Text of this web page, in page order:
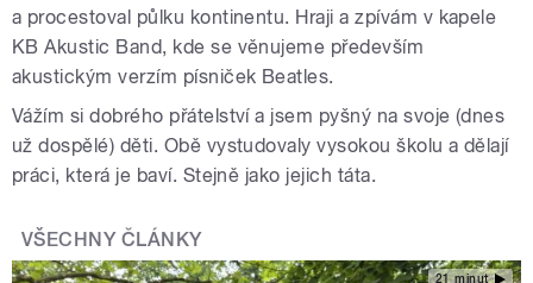
a procestoval půlku kontinentu. Hraji a zpívám v kapele
KB Akustic Band, kde se věnujeme především
akustickým verzím písniček Beatles.
Vážím si dobrého přátelství a jsem pyšný na svoje (dnes
už dospělé) děti. Obě vystudovaly vysokou školu a dělají
práci, která je baví. Stejně jako jejich táta.
VŠECHNY ČLÁNKY
21 minut